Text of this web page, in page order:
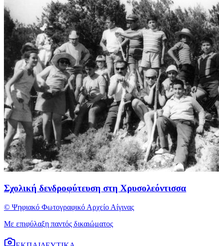
Σχολική δενδροφύτευση στη Χρυσολεόντισσα
© Ψηφιακό Φωτογραφικό Αρχείο Αίγινας
Με επιφύλαξη παντός δικαιώματος